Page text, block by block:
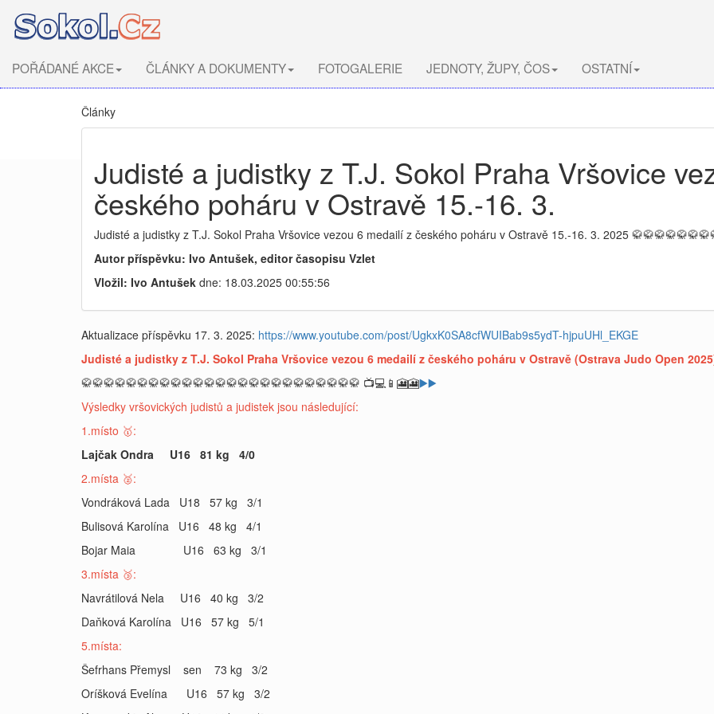
POŘÁDANÉ AKCE ČLÁNKY A DOKUMENTY FOTOGALERIE JEDNOTY, ŽUPY, ČOS OSTATNÍ
Články
Judisté a judistky z T.J. Sokol Praha Vršovice
českého poháru v Ostravě 15.-16. 3.
Judisté a judistky z T.J. Sokol Praha Vršovice vezou 6 medailí z českého poháru v Ostravě 15.-16. 3. 2025
Autor příspěvku: Ivo Antušek, editor časopisu Vzlet
Vložil: Ivo Antušek dne: 18.03.2025 00:55:56
Aktualizace příspěvku 17. 3. 2025: https://www.youtube.com/post/UgkxK0SA8cfWUIBab9s5ydT-hjpuUHl_EKGE
Judisté a judistky z T.J. Sokol Praha Vršovice vezou 6 medailí z českého poháru v Ostravě (Ostrava Judo Open
🥋🥋🥋🥋🥋🥋🥋🥋🥋🥋🥋🥋🥋🥋🥋🥋🥋🥋🥋🥋🥋🥋🥋🥋🥋 📺💻📱🎦🎦▶️▶️
Výsledky vršovických judistů a judistek jsou následující:
1.místo 🥇:
Lajčak Ondra U16 81 kg 4/0
2.místa 🥈:
Vondráková Lada U18 57 kg 3/1
Bulisová Karolína U16 48 kg 4/1
Bojar Maia U16 63 kg 3/1
3.místa 🥉:
Navrátilová Nela U16 40 kg 3/2
Daňková Karolína U16 57 kg 5/1
5.místa:
Šefrhans Přemysl sen 73 kg 3/2
Oríšková Evelína U16 57 kg 3/2